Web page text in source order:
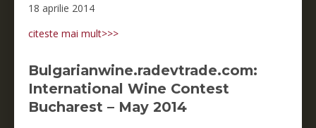
18 aprilie 2014
citeste mai mult>>>
Bulgarianwine.radevtrade.com:
International Wine Contest
Bucharest – May 2014